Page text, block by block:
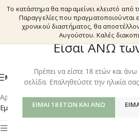
Είσαι ΑΝΩ
Πρέπει να είστε 18 ετών και άνω
σελίδα. Επαληθεύστε την ηλικία
ΕΊΜΑΙ 18 ΕΤΏΝ ΚΑΙ ΆΝΩ
Το κατάστημα θα παραμείνει κλειστό από
Παραγγελίες που πραγματοποιούνται
χρονικού διαστήματος, θα
Αυγούστου. Καλές
ΜΕΝΟΎ
Αρχική σελίδα/Shop/Προϊόντα με ετικέτα
Εμφάνιση του μοναδικού αποτελέσματος